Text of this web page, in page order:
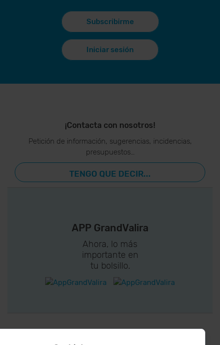
Subscribirme
Iniciar sesión
¡Contacta con nosotros!
Petición de información, sugerencias, incidencias,
presupuestos…
TENGO QUE DECIR...
APP GrandValira
Ahora, lo más
importante en
tu bolsillo.